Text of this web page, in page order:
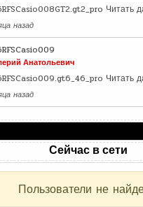
Читать
назад
Анатольевич
Читать
назад
Сейчас в сети
Пользователи не